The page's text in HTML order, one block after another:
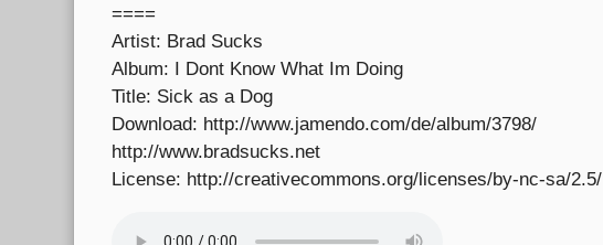
====
Artist: Brad Sucks
Album: I Dont Know What Im Doing
Title: Sick as a Dog
Download: http://www.jamendo.com/de/album/3798/
http://www.bradsucks.net
License: http://creativecommons.org/licenses/by-nc-sa/2.5/